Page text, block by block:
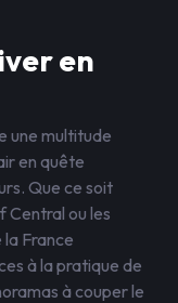
en
une multitude
en quête
Que ce soit
Central ou les
la France
à la pratique de
à couper le